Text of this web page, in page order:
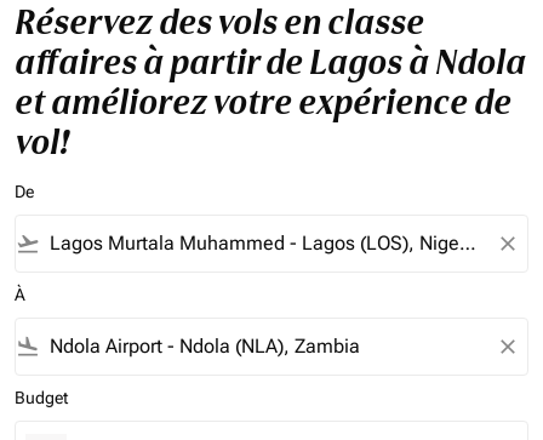
Réservez des vols en classe
affaires à partir de Lagos à Ndola
et améliorez votre expérience de
vol!
De
flight_takeoff close
À
flight_land close
Budget